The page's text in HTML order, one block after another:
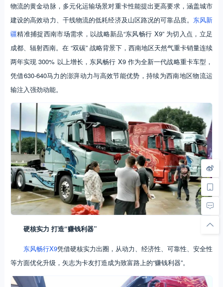
物流的黄金动脉，多元化运输场景对重卡性能提出更高要求，涵盖城市
建设的高效动力、干线物流的低耗经济及山区路况的可靠品质。 东风新
疆精准捕捉西南市场需求，以战略新品“东风畅行 X9” 为切入点，立足
成都、辐射西南。在 “双碳” 战略背景下，西南地区天然气重卡销量连续
两年实现 300% 以上增长，东风畅行 X9 作为全新一代战略重卡车型，
凭借630-640马力的澎湃动力与高效节能优势，持续为西南地区物流运
输注入强劲动能。
硬核实力 打造“赚钱利器”
东风畅行X9凭借硬核实力出圈，从动力、经济性、可靠性、安全性
等方面优化升级，矢志为卡友打造成为致富路上的“赚钱利器”。